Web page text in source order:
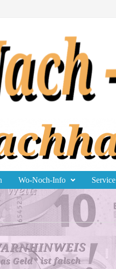
Wo-Noch-Info Service